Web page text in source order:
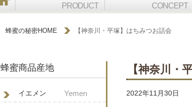
PRODUCT
CONCEPT
蜂蜜の秘密HOME 【神奈川・平塚】はちみつお話会
【神奈川・
2022年11月30日
蜂蜜商品産地
イエメン Yemen